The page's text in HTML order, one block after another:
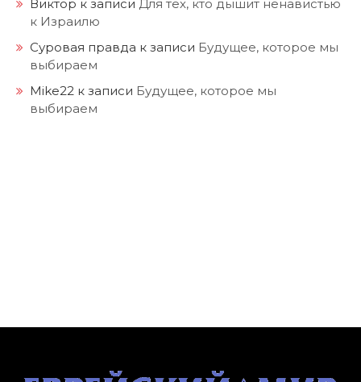
Виктор к записи Для тех, кто дышит ненавистью
к Израилю
Суровая правда к записи Будущее, которое мы
выбираем
Mike22 к записи Будущее, которое мы
выбираем